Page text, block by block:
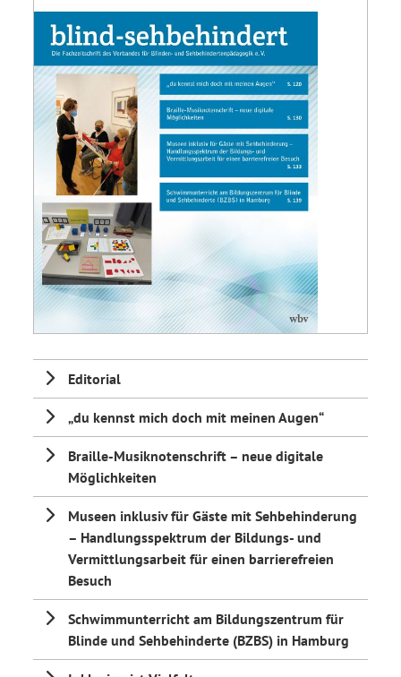
Editorial
„du kennst mich doch mit meinen Augen“
Braille-Musiknotenschrift – neue digitale
Möglichkeiten
Museen inklusiv für Gäste mit Sehbehinderung
– Handlungsspektrum der Bildungs- und
Vermittlungsarbeit für einen barrierefreien
Besuch
Schwimmunterricht am Bildungszentrum für
Blinde und Sehbehinderte (BZBS) in Hamburg